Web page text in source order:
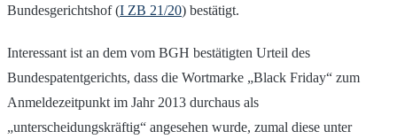
Bundesgerichtshof (I ZB 21/20) bestätigt.
Interessant ist an dem vom BGH bestätigten Urteil des
Bundespatentgerichts, dass die Wortmarke „Black Friday“ zum
Anmeldezeitpunkt im Jahr 2013 durchaus als
„unterscheidungskräftig“ angesehen wurde, zumal diese unter